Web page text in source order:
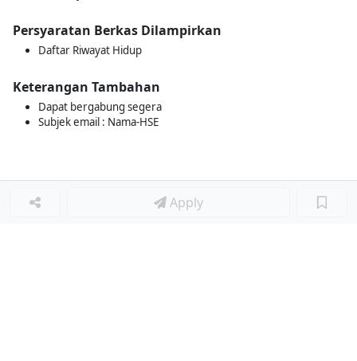
Persyaratan Berkas Dilampirkan
Daftar Riwayat Hidup
Keterangan Tambahan
Dapat bergabung segera
Subjek email : Nama-HSE
Apply